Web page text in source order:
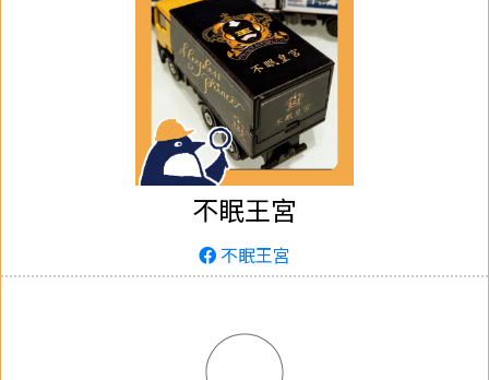
不眠王宮
不眠王宮